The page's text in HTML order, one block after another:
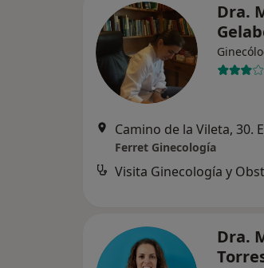
Dra.
Ferret Ginecología
Visita Ginecología y
Dra.